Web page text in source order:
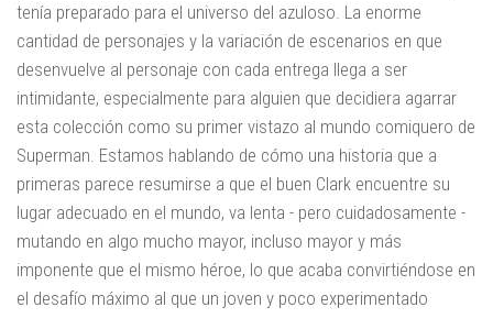
tenía preparado para el universo del azuloso. La enorme
cantidad de personajes y la variación de escenarios en que
desenvuelve al personaje con cada entrega llega a ser
intimidante, especialmente para alguien que decidiera agarrar
esta colección como su primer vistazo al mundo comiquero de
Superman. Estamos hablando de cómo una historia que a
primeras parece resumirse a que el buen Clark encuentre su
lugar adecuado en el mundo, va lenta - pero cuidadosamente -
mutando en algo mucho mayor, incluso mayor y más
imponente que el mismo héroe, lo que acaba convirtiéndose en
el desafío máximo al que un joven y poco experimentado